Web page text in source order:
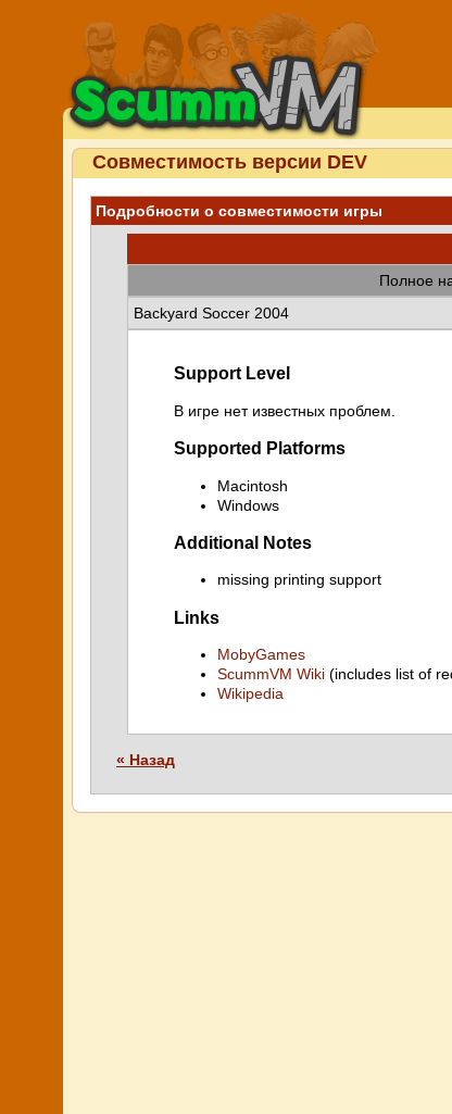
Совместимость версии DEV
Подробности о совместимости игры
Полное
Backyard Soccer 2004
Support Level
В игре нет известных проблем.
Supported Platforms
Macintosh
Windows
Additional Notes
missing printing support
Links
MobyGames
ScummVM Wiki (includes list of
Wikipedia
« Назад